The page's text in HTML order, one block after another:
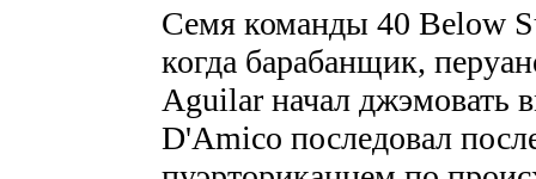
Семя команды 40 Below
когда барабанщик,
Aguilar начал джэмовать
D'Amico последовал